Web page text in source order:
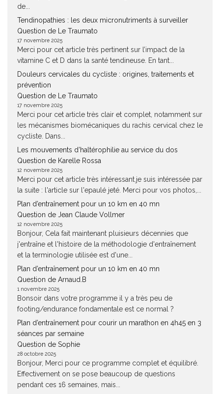
de...
Tendinopathies : les deux micronutriments à surveiller
Question de Le Traumato
17 novembre 2025
Merci pour cet article très pertinent sur l’impact de la
vitamine C et D dans la santé tendineuse. En tant...
Douleurs cervicales du cycliste : origines, traitements et
prévention
Question de Le Traumato
17 novembre 2025
Merci pour cet article très clair et complet, notamment sur
les mécanismes biomécaniques du rachis cervical chez le
cycliste. Dans...
Les mouvements d’haltérophilie au service du dos
Question de Karelle Rossa
12 novembre 2025
Merci pour cet article très intéressant.je suis intéressée par
la suite : l'article sur l'epaulé jeté. Merci pour vos photos,...
Plan d’entraînement pour un 10 km en 40 mn
Question de Jean Claude Vollmer
12 novembre 2025
Bonjour, Cela fait maintenant pluisieurs décennies que
j'entraîne et l'histoire de la méthodologie d'entraînement
et la terminologie utilisée est d'une...
Plan d’entraînement pour un 10 km en 40 mn
Question de Arnaud.B
1 novembre 2025
Bonsoir dans votre programme il y a très peu de
footing/endurance fondamentale est ce normal ?
Plan d’entraînement pour courir un marathon en 4h45 en 3
séances par semaine
Question de Sophie
28 octobre 2025
Bonjour, Merci pour ce programme complet et équilibré.
Effectivement on se pose beaucoup de questions
pendant ces 16 semaines, mais...